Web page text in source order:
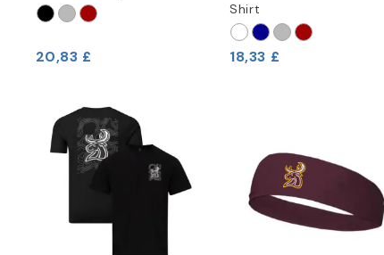
20,83 £
Shirt
18,33 £